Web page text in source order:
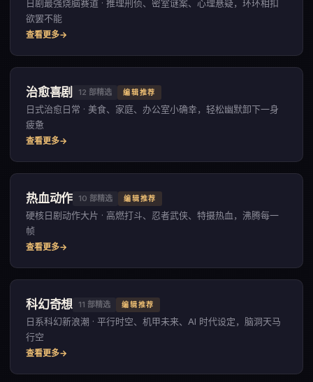
日剧最强烧脑赛道 · 推理刑侦、密室谜案、心理悬疑，环环相扣
欲罢不能
查看更多
治愈喜剧 12 部精选 编辑推荐
日式治愈日常 · 美食、家庭、办公室小确幸，轻松幽默卸下一身
疲惫
查看更多
热血动作 10 部精选 编辑推荐
硬核日剧动作大片 · 高燃打斗、忍者武侠、特摄热血，沸腾每一
帧
查看更多
科幻奇想 11 部精选 编辑推荐
日系科幻新浪潮 · 平行时空、机甲未来、AI 时代设定，脑洞天马
行空
查看更多